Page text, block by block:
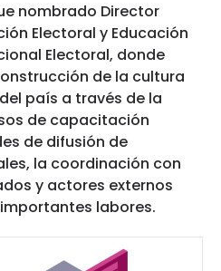
nombrado Director
Electoral y Educación
Electoral, donde
de la cultura
país a través de la
de capacitación
de difusión de
la coordinación con
y actores externos
labores.